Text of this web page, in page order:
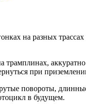
на разных
при
повороты,
в будущем.